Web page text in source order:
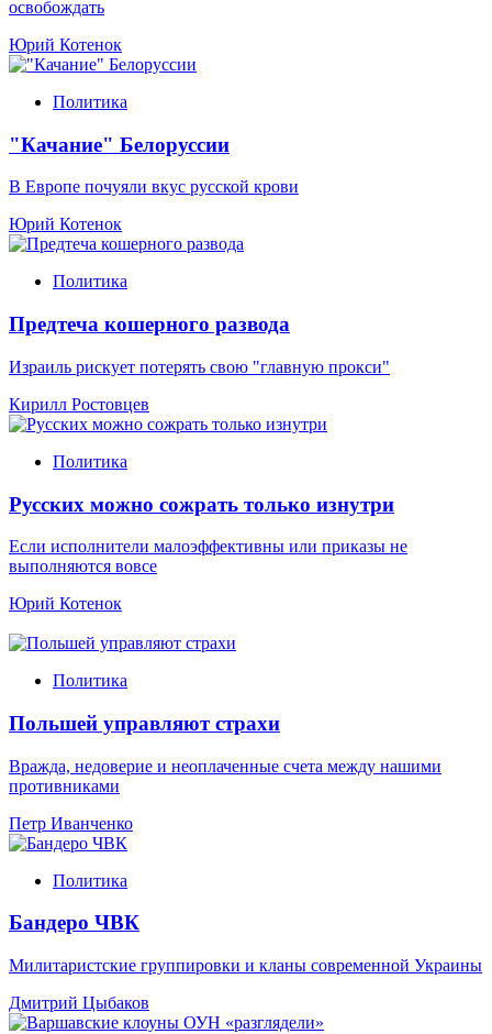
освобождать
Юрий Котенок
Политика
"Качание" Белоруссии
В Европе почуяли вкус русской крови
Юрий Котенок
Политика
Предтеча кошерного развода
Израиль рискует потерять свою "главную прокси"
Кирилл Ростовцев
Политика
Русских можно сожрать только изнутри
Если исполнители малоэффективны или приказы не
выполняются вовсе
Юрий Котенок
Политика
Польшей управляют страхи
Вражда, недоверие и неоплаченные счета между нашими
противниками
Петр Иванченко
Политика
Бандеро ЧВК
Милитаристские группировки и кланы современной Украины
Дмитрий Цыбаков